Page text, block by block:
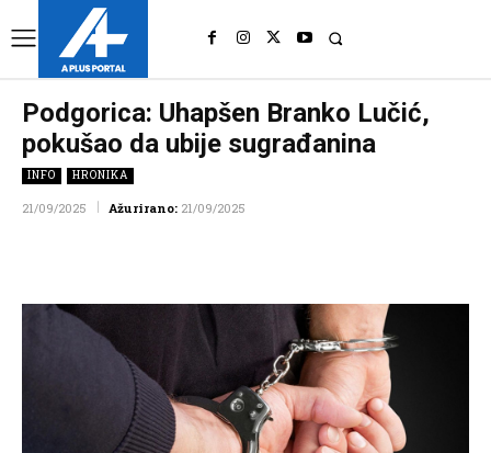
Podgorica: Uhapšen Branko Lučić,
pokušao da ubije sugrađanina
INFO HRONIKA
21/09/2025 Ažurirano: 21/09/2025